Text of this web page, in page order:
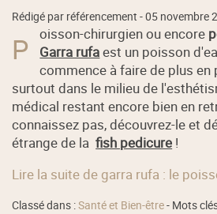
Rédigé par référencement -05 novembre
P oisson-chirurgien ou encore
Garra rufaest un poisson
commence à faire de plus en
surtout dans le milieu de
médical restant encore bien en
connaissez pas, découvrez-le et
étrange de lafish pedicure !
Lire la suite de garra rufa : le
Classé dans :Santé et Bien-être- Mots